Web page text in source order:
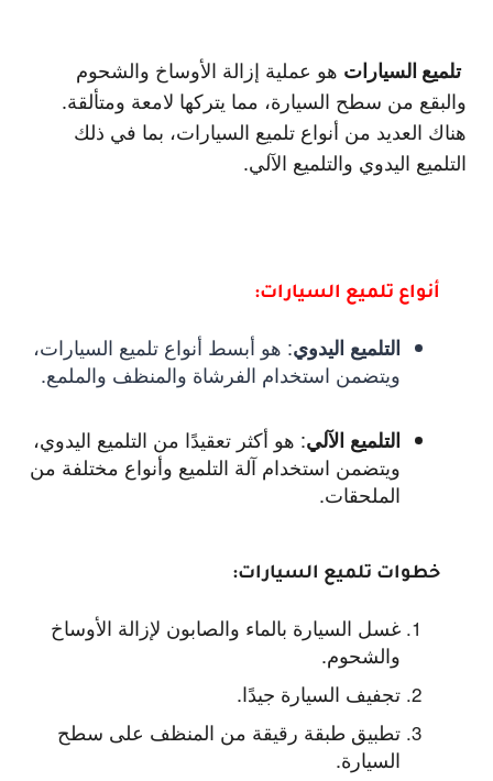
تلميع السيارات هو عملية إزالة الأوساخ والشحوم
والبقع من سطح السيارة، مما يتركها لامعة ومتألقة.
هناك العديد من أنواع تلميع السيارات، بما في ذلك
التلميع اليدوي والتلميع الآلي.
أنواع تلميع السيارات:
التلميع اليدوي: هو أبسط أنواع تلميع السيارات،
ويتضمن استخدام الفرشاة والمنظف والملمع.
التلميع الآلي: هو أكثر تعقيدًا من التلميع اليدوي،
ويتضمن استخدام آلة التلميع وأنواع مختلفة من
الملحقات.
خطوات تلميع السيارات:
غسل السيارة بالماء والصابون لإزالة الأوساخ
والشحوم.
تجفيف السيارة جيدًا.
تطبيق طبقة رقيقة من المنظف على سطح
السيارة.